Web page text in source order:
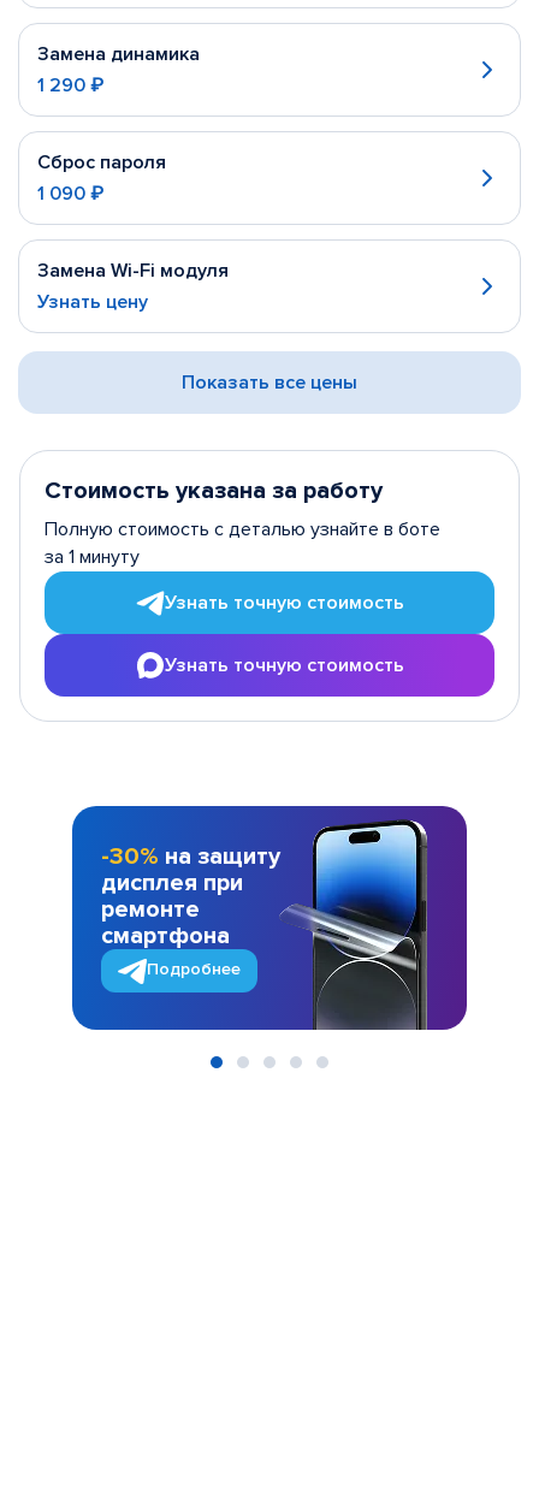
Замена динамика
1 290 ₽
Сброс пароля
1 090 ₽
Замена Wi-Fi модуля
Узнать цену
Показать все цены
Стоимость указана за работу
Полную стоимость с деталью узнайте в боте
за 1 минуту
Узнать точную стоимость
Узнать точную стоимость
-30% на защиту
дисплея при
ремонте
смартфона
Подробнее